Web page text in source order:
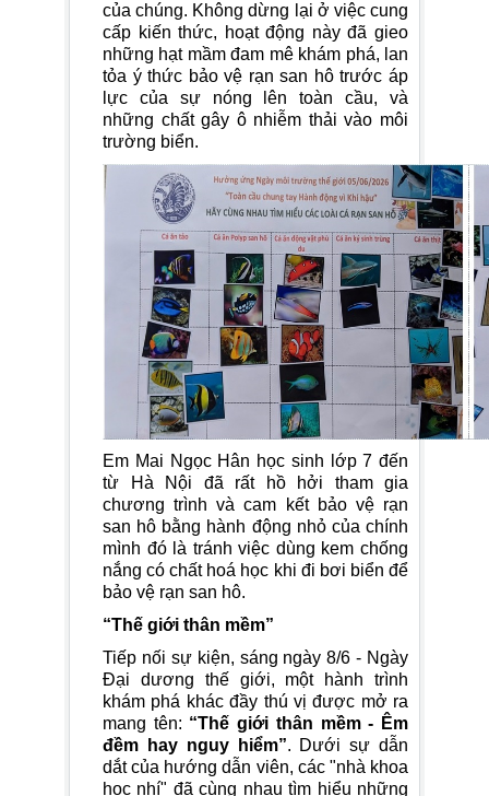
của chúng. Không dừng lại ở việc cung
cấp kiến thức, hoạt động này đã gieo
những hạt mầm đam mê khám phá, lan
tỏa ý thức bảo vệ rạn san hô trước áp
lực của sự nóng lên toàn cầu, và
những chất gây ô nhiễm thải vào môi
trường biển.
Em Mai Ngọc Hân học sinh lớp 7 đến
từ Hà Nội đã rất hồ hởi tham gia
chương trình và cam kết bảo vệ rạn
san hô bằng hành động nhỏ của chính
mình đó là tránh việc dùng kem chống
nắng có chất hoá học khi đi bơi biển để
bảo vệ rạn san hô.
“Thế giới thân mềm”
Tiếp nối sự kiện, sáng ngày 8/6 - Ngày
Đại dương thế giới, một hành trình
khám phá khác đầy thú vị được mở ra
mang tên: “Thế giới thân mềm - Êm
đềm hay nguy hiểm”. Dưới sự dẫn
dắt của hướng dẫn viên, các "nhà khoa
học nhí" đã cùng nhau tìm hiểu những